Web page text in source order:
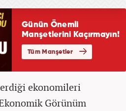
ekonomileri
Görünüm